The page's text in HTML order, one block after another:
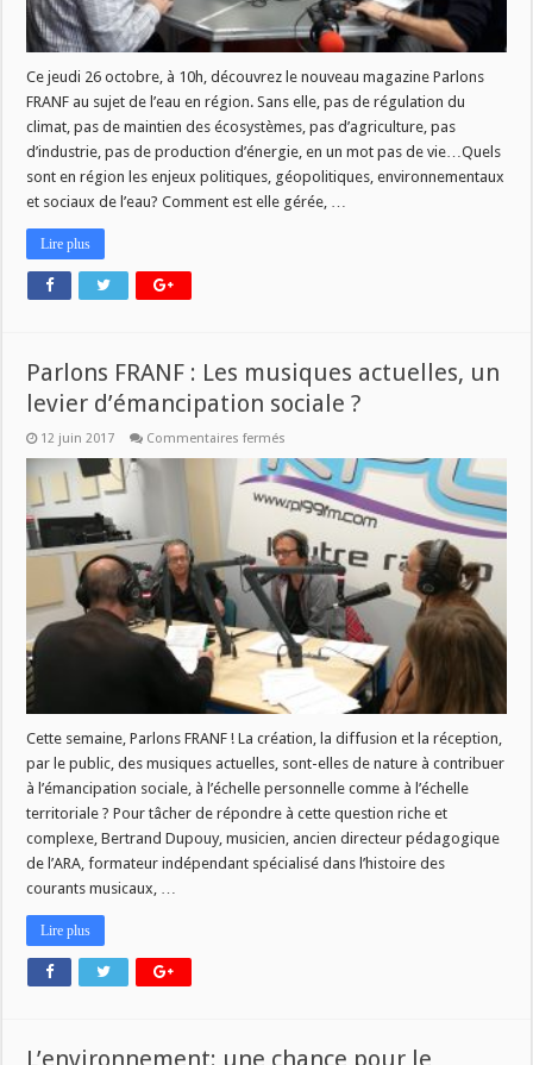
Ce jeudi 26 octobre, à 10h, découvrez le nouveau magazine Parlons
FRANF au sujet de l’eau en région. Sans elle, pas de régulation du
climat, pas de maintien des écosystèmes, pas d’agriculture, pas
d’industrie, pas de production d’énergie, en un mot pas de vie…Quels
sont en région les enjeux politiques, géopolitiques, environnementaux
et sociaux de l’eau? Comment est elle gérée, …
Lire plus
Parlons FRANF : Les musiques actuelles, un
levier d’émancipation sociale ?
12 juin 2017 Commentaires fermés
FRANF
:
Les
musiques
actuelles,
un
levier
d’émancipation
sociale
?
Cette semaine, Parlons FRANF ! La création, la diffusion et la réception,
par le public, des musiques actuelles, sont-elles de nature à contribuer
à l’émancipation sociale, à l’échelle personnelle comme à l’échelle
territoriale ? Pour tâcher de répondre à cette question riche et
complexe, Bertrand Dupouy, musicien, ancien directeur pédagogique
de l’ARA, formateur indépendant spécialisé dans l’histoire des
courants musicaux, …
Lire plus
L’environnement: une chance pour le